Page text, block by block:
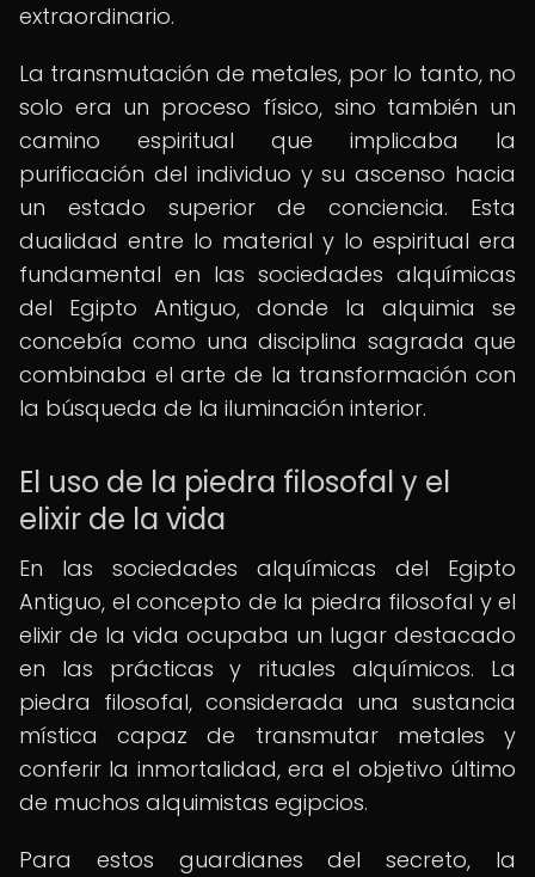
extraordinario.
La transmutación de metales, por lo tanto, no
solo era un proceso físico, sino también un
camino espiritual que implicaba la
purificación del individuo y su ascenso hacia
un estado superior de conciencia. Esta
dualidad entre lo material y lo espiritual era
fundamental en las sociedades alquímicas
del Egipto Antiguo, donde la alquimia se
concebía como una disciplina sagrada que
combinaba el arte de la transformación con
la búsqueda de la iluminación interior.
El uso de la piedra filosofal y el
elixir de la vida
En las sociedades alquímicas del Egipto
Antiguo, el concepto de la piedra filosofal y el
elixir de la vida ocupaba un lugar destacado
en las prácticas y rituales alquímicos. La
piedra filosofal, considerada una sustancia
mística capaz de transmutar metales y
conferir la inmortalidad, era el objetivo último
de muchos alquimistas egipcios.
Para estos guardianes del secreto, la